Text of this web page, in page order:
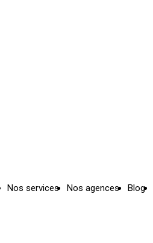
Nos services Nos agences Blog